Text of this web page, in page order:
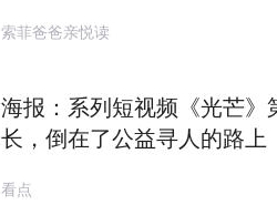
索菲爸爸亲悦读
海报：系列短视频《光芒》
长，倒在了公益寻人的路上
看点